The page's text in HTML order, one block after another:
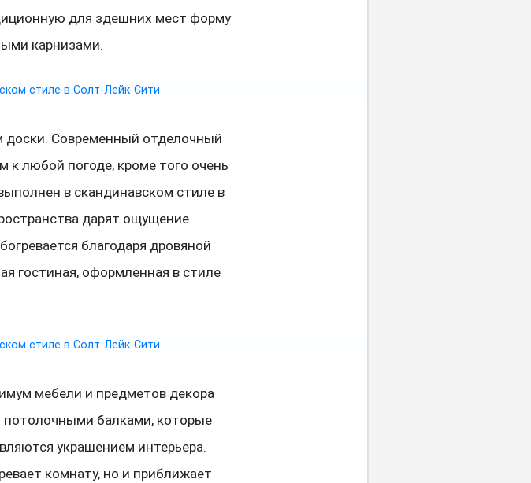
для здешних мест форму
карнизами.
Современный отделочный
к любой погоде, кроме того очень
в скандинавском стиле в
дарят ощущение
благодаря дровяной
гостиная, оформленная в стиле
мебели и предметов декора
балками, которые
украшением интерьера.
комнату, но и приближает